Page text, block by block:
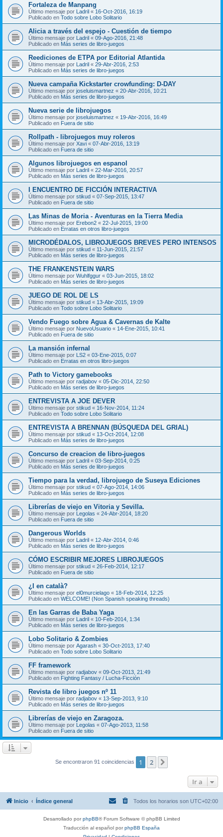
Fortaleza de Manpang
Último mensaje por Ladril « 16-Oct-2016, 16:19
Publicado en Todo sobre Lobo Solitario
Alicia a través del espejo - Cuestión de tiempo
Último mensaje por Ladril « 09-Ago-2016, 21:48
Publicado en Más series de libro-juegos
Reediciones de ETPA por Editorial Atlantida
Último mensaje por Ladril « 29-Abr-2016, 2:53
Publicado en Más series de libro-juegos
Nueva campaña Kickstarter crowfunding: D-DAY
Último mensaje por joseluismartnez « 20-Abr-2016, 10:21
Publicado en Más series de libro-juegos
Nueva serie de librojuegos
Último mensaje por joseluismartnez « 19-Abr-2016, 16:49
Publicado en Fuera de sitio
Rollpath - librojuegos muy roleros
Último mensaje por Xavi « 07-Abr-2016, 13:19
Publicado en Fuera de sitio
Algunos librojuegos en espanol
Último mensaje por Ladril « 22-Mar-2016, 20:57
Publicado en Más series de libro-juegos
I ENCUENTRO DE FICCIÓN INTERACTIVA
Último mensaje por stikud « 07-Sep-2015, 13:47
Publicado en Fuera de sitio
Las Minas de Moria - Aventuras en la Tierra Media
Último mensaje por Erebon2 « 22-Jul-2015, 19:00
Publicado en Erratas en otros libro-juegos
MICRODÉDALOS, LIBROJUEGOS BREVES PERO INTENSOS
Último mensaje por stikud « 11-Jun-2015, 21:57
Publicado en Más series de libro-juegos
THE FRANKENSTEIN WARS
Último mensaje por Wuhlfggur « 03-Jun-2015, 18:02
Publicado en Más series de libro-juegos
JUEGO DE ROL DE LS
Último mensaje por stikud « 13-Abr-2015, 19:09
Publicado en Todo sobre Lobo Solitario
Vendo Fuego sobre Agua & Cavernas de Kalte
Último mensaje por NuevoUsuario « 14-Ene-2015, 10:41
Publicado en Fuera de sitio
La mansión infernal
Último mensaje por LS2 « 03-Ene-2015, 0:07
Publicado en Erratas en otros libro-juegos
Path to Victory gamebooks
Último mensaje por radjabov « 05-Dic-2014, 22:50
Publicado en Más series de libro-juegos
ENTREVISTA A JOE DEVER
Último mensaje por stikud « 16-Nov-2014, 11:24
Publicado en Todo sobre Lobo Solitario
ENTREVISTA A BRENNAN (BÚSQUEDA DEL GRIAL)
Último mensaje por stikud « 13-Oct-2014, 12:08
Publicado en Más series de libro-juegos
Concurso de creacion de libro-juegos
Último mensaje por Ladril « 03-Sep-2014, 0:25
Publicado en Más series de libro-juegos
Tiempo para la verdad, librojuego de Suseya Ediciones
Último mensaje por stikud « 07-Ago-2014, 14:06
Publicado en Más series de libro-juegos
Librerías de viejo en Vitoria y Sevilla.
Último mensaje por Legolas « 24-Abr-2014, 18:20
Publicado en Fuera de sitio
Dangerous Worlds
Último mensaje por Ladril « 12-Abr-2014, 0:46
Publicado en Más series de libro-juegos
CÓMO ESCRIBIR MEJORES LIBROJUEGOS
Último mensaje por stikud « 26-Feb-2014, 12:17
Publicado en Fuera de sitio
¿I en català?
Último mensaje por el0murcielago « 18-Feb-2014, 12:25
Publicado en WELCOME! (Non Spanish speaking threads)
En las Garras de Baba Yaga
Último mensaje por Ladril « 10-Feb-2014, 1:34
Publicado en Más series de libro-juegos
Lobo Solitario & Zombies
Último mensaje por Agarash « 30-Oct-2013, 17:40
Publicado en Todo sobre Lobo Solitario
FF framework
Último mensaje por radjabov « 09-Oct-2013, 21:49
Publicado en Fighting Fantasy / Lucha-Ficción
Revista de libro juegos nº 11
Último mensaje por radjabov « 13-Sep-2013, 9:10
Publicado en Más series de libro-juegos
Librerías de viejo en Zaragoza.
Último mensaje por Legolas « 07-Ago-2013, 11:58
Publicado en Fuera de sitio
Se encontraron 91 coincidencias 1 2
Ir a
Inicio Índice general Todos los horarios son UTC+02:00
Desarrollado porphpBB® Forum Software © phpBB Limited
Traducción al español porphpBB España